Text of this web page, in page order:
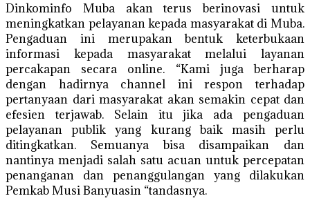
Dinkominfo Muba akan terus berinovasi untuk
meningkatkan pelayanan kepada masyarakat di Muba.
Pengaduan ini merupakan bentuk keterbukaan
informasi kepada masyarakat melalui layanan
percakapan secara online. “Kami juga berharap
dengan hadirnya channel ini respon terhadap
pertanyaan dari masyarakat akan semakin cepat dan
efesien terjawab. Selain itu jika ada pengaduan
pelayanan publik yang kurang baik masih perlu
ditingkatkan. Semuanya bisa disampaikan dan
nantinya menjadi salah satu acuan untuk percepatan
penanganan dan penanggulangan yang dilakukan
Pemkab Musi Banyuasin “tandasnya.